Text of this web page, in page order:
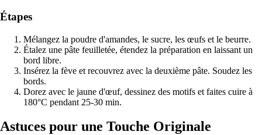
Étapes
Mélangez la poudre d'amandes, le sucre, les œufs et le beurre.
Étalez une pâte feuilletée, étendez la préparation en laissant un
bord libre.
Insérez la fève et recouvrez avec la deuxième pâte. Soudez les
bords.
Dorez avec le jaune d'œuf, dessinez des motifs et faites cuire à
180°C pendant 25-30 min.
Astuces pour une Touche Originale